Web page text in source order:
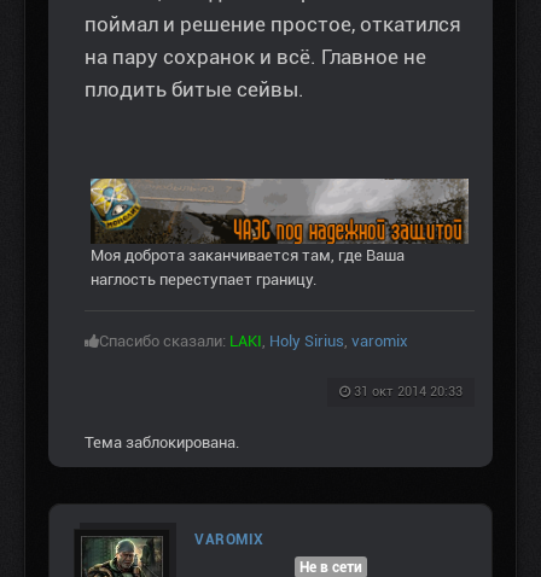
поймал и решение простое, откатился
на пару сохранок и всё. Главное не
плодить битые сейвы.
Моя доброта заканчивается там, где Ваша
наглость переступает границу.
Спасибо сказали: LAKI Holy Sirius varomix
31 окт 2014 20:33
Тема заблокирована.
VAROMIX
Не в сети